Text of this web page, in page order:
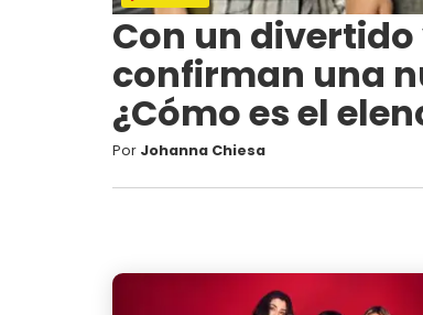
Con un
confirman una
¿Cómo es el
Por Johanna Chiesa